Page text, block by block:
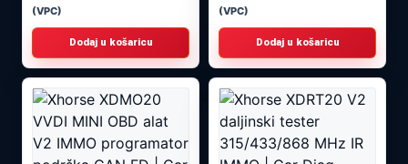
(VPC)
Dodaj u košaricu
(VPC)
Dodaj u košaricu